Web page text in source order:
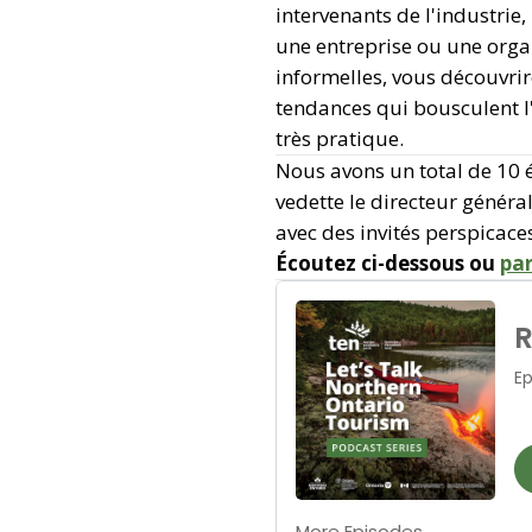
intervenants de
une entreprise ou une
informelles, vous
tendances qui bousculent
très pratique.
Nous avons un total de
vedette le directeur
avec des invités
Écoutez ci-dessous ou